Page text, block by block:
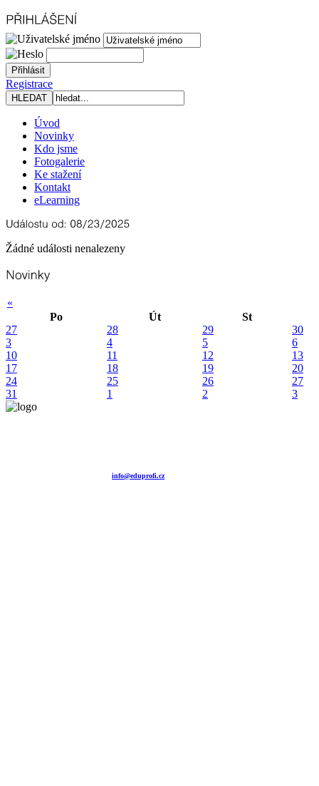
Registrace
Úvod
Novinky
Kdo jsme
Fotogalerie
Ke stažení
Kontakt
eLearning
Žádné události nenalezeny
«
Po
Út
St
27
28 29
30
3
4 5
6
10
11 12
13
17
18 19
20
24
25 26
27
31
1 2 3
info@eduprofi.cz